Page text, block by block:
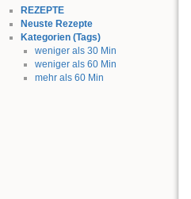
REZEPTE
Neuste Rezepte
Kategorien (Tags)
weniger als 30 Min
weniger als 60 Min
mehr als 60 Min